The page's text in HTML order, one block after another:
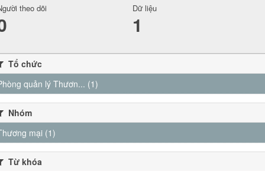
theo dõi Dữ liệu
1
Tổ chức
quản lý Thươn... (1)
Nhóm
mại (1)
Từ khóa